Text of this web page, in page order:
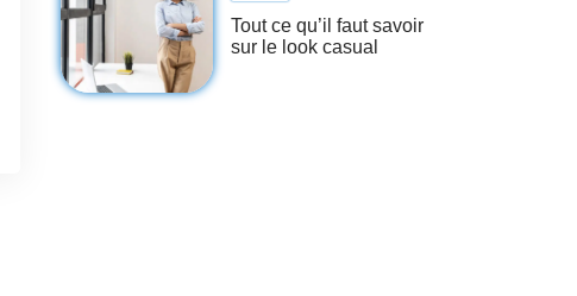
Tout ce qu’il faut savoir
sur le look casual